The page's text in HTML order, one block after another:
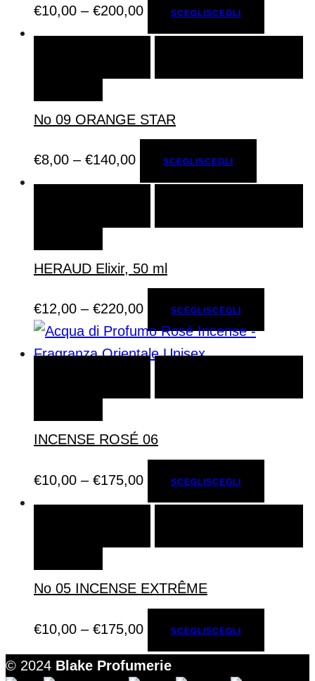
€10,00 – €200,00 SCEGLISCEGLI
No 09 ORANGE STAR
€8,00 – €140,00 SCEGLISCEGLI
HERAUD Elixir, 50 ml
€12,00 – €220,00 SCEGLISCEGLI
INCENSE ROSÉ 06
€10,00 – €175,00 SCEGLISCEGLI
No 05 INCENSE EXTRÊME
€10,00 – €175,00 SCEGLISCEGLI
© 2024 Blake Profumerie